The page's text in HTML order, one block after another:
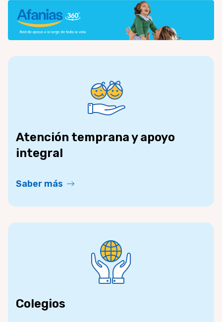
Atención temprana y apoyo
integral
Saber más
Colegios